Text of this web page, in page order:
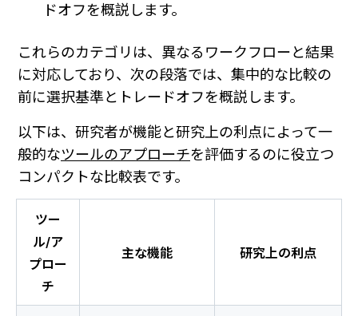
ドオフを概説します。
これらのカテゴリは、異なるワークフローと結果
に対応しており、次の段落では、集中的な比較の
前に選択基準とトレードオフを概説します。
以下は、研究者が機能と研究上の利点によって一
般的なツールのアプローチを評価するのに役立つ
コンパクトな比較表です。
ツー
ル/ア
プロー
チ
主な機能 研究上の利点